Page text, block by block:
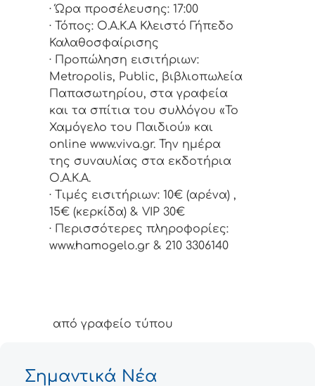
· Ώρα προσέλευσης: 17:00
· Τόπος: Ο.Α.Κ.Α Κλειστό Γήπεδο
Καλαθοσφαίρισης
· Προπώληση εισιτήριων:
Metropolis, Public, βιβλιοπωλεία
Παπασωτηρίου, στα γραφεία
και τα σπίτια του συλλόγου «Το
Χαμόγελο του Παιδιού» και
online www.viva.gr. Την ημέρα
της συναυλίας στα εκδοτήρια
Ο.Α.Κ.Α.
· Τιμές εισιτήριων: 10€ (αρένα) ,
15€ (κερκίδα) & VIP 30€
· Περισσότερες πληροφορίες:
www.hamogelo.gr & 210 3306140
από γραφείο τύπου
Σημαντικά Νέα